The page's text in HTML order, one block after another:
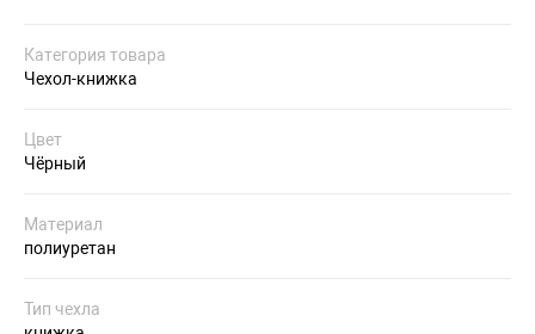
Категория товара
Чехол-книжка
Цвет
Чёрный
Материал
полиуретан
Тип чехла